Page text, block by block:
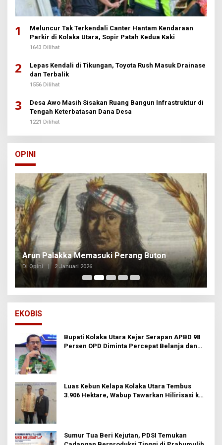
1
Meluncur Tak Terkendali Canter Hantam Kendaraan
Parkir di Kolaka Utara, Sopir Patah Kedua Kaki
1643 Dilihat
2
Lepas Kendali di Tikungan, Toyota Rush Masuk Drainase
dan Terbalik
1556 Dilihat
3
Desa Awo Masih Sisakan Ruang Bangun Infrastruktur di
Tengah Keterbatasan Dana Desa
1221 Dilihat
OPINI
Arun Palakka Memasuki Perang Buton
Di Opini | 2 Januari 2026
EKOBIS
Bupati Kolaka Utara Kejar Serapan APBD 98
Persen OPD Diminta Percepat Belanja dan
Luas Kebun Kelapa Kolaka Utara Tembus
3.906 Hektare, Wabup Tawarkan Hilirisasi ke
Sumur Tua Beri Kejutan, PDSI Temukan